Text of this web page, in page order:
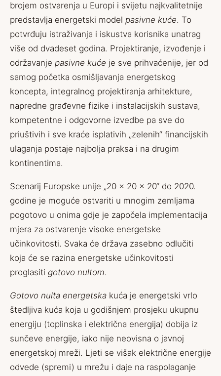
brojem ostvarenja u Europi i svijetu najkvalitetnije
predstavlja energetski model pasivne kuće. To
potvrđuju istraživanja i iskustva korisnika unatrag
više od dvadeset godina. Projektiranje, izvođenje i
održavanje pasivne kuće je sve prihvaćenije, jer od
samog početka osmišljavanja energetskog
koncepta, integralnog projektiranja arhitekture,
napredne građevne fizike i instalacijskih sustava,
kompetentne i odgovorne izvedbe pa sve do
priuštivih i sve kraće isplativih „zelenih“ financijskih
ulaganja postaje najbolja praksa i na drugim
kontinentima.
Scenarij Europske unije „20 x 20 x 20“ do 2020.
godine je moguće ostvariti u mnogim zemljama
pogotovo u onima gdje je započela implementacija
mjera za ostvarenje visoke energetske
učinkovitosti. Svaka će država zasebno odlučiti
koja će se razina energetske učinkovitosti
proglasiti gotovo nultom.
Gotovo nulta energetska kuća je energetski vrlo
štedljiva kuća koja u godišnjem prosjeku ukupnu
energiju (toplinska i električna energija) dobija iz
sunčeve energije, iako nije neovisna o javnoj
energetskoj mreži. Ljeti se višak električne energije
odvede (spremi) u mrežu i daje na raspolaganje